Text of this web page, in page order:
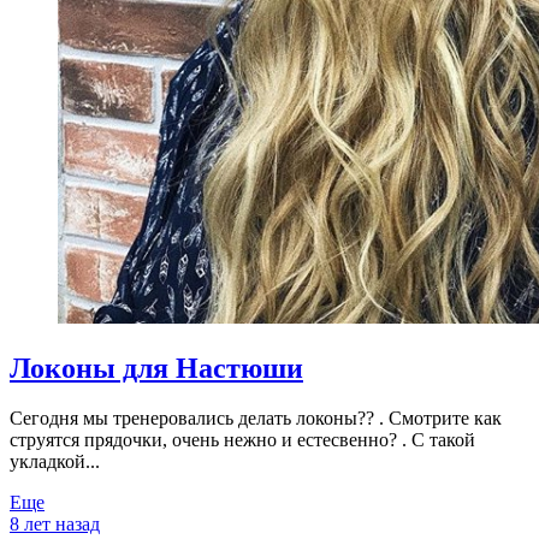
Локоны для Настюши
Сегодня мы тренеровались делать локоны?? . Смотрите как
струятся прядочки, очень нежно и естесвенно? . С такой
укладкой...
Еще
8 лет назад